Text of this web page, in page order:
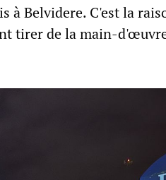
à Belvidere. C'est la
tirer de la main-